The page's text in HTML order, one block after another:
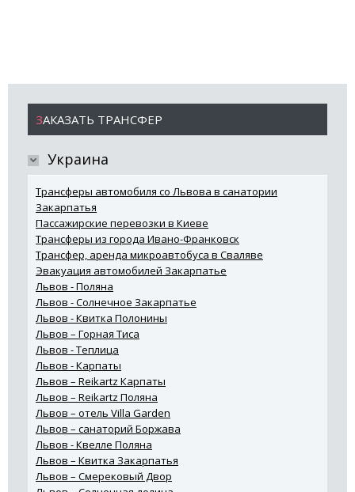
ЗАКАЗАТЬ ТРАНСФЕР
Украина
Трансферы автомобиля со Львова в санатории
Закарпатья
Пассажирские перевозки в Киеве
Трансферы из города Ивано-Франковск
Трансфер, аренда микроавтобуса в Сваляве
Эвакуация автомобилей Закарпатье
Львов - Поляна
Львов - Солнечное Закарпатье
Львов - Квитка Полонины
Львов – Горная Тиса
Львов - Теплица
Львов - Карпаты
Львов – Reikartz Карпаты
Львов – Reikartz Поляна
Львов – отель Villa Garden
Львов – санаторий Боржава
Львов - Квелле Поляна
Львов – Квитка Закарпатья
Львов – Смерековый Двор